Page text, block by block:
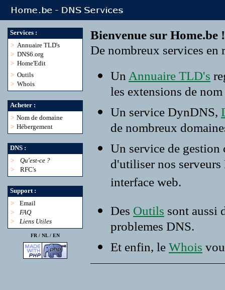
Services :
> Annuaire TLD's
> DNS6.org
> Home'Edit
> Outils
> Whois
Acheter :
> Nom de domaine
> Hébergement
DNS :
>
Qu'est-ce ?
>
RFC's
Support :
>
Email
>
FAQ
>
Liens Utiles
FR / NL/ EN
Bienvenue sur Home.be !
De nombreux services
Un Annuaire TLD's
les extensions de
Un service DynDNS,
de nombreux
Un service de
d'utiliser nos
interface web.
Des Outils sont aussi
problemes DNS.
Et enfin, le Whois